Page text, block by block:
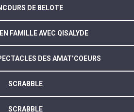
DE BELOTE
FAMILLE AVEC QISALYDE
DES AMAT’COEURS
SCRABBLE
SCRABBLE